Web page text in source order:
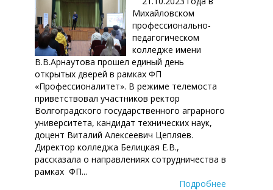
Михайловском
профессионально-
педагогическом
колледже имени
В.В.Арнаутова прошел единый день
открытых дверей в рамках ФП
«Профессионалитет». В режиме телемоста
приветствовал участников ректор
Волгоградского государственного аграрного
университета, кандидат технических наук,
доцент Виталий Алексеевич Цепляев.
Директор колледжа Белицкая Е.В.,
рассказала о направлениях сотрудничества в
рамках ФП...
Подробнее